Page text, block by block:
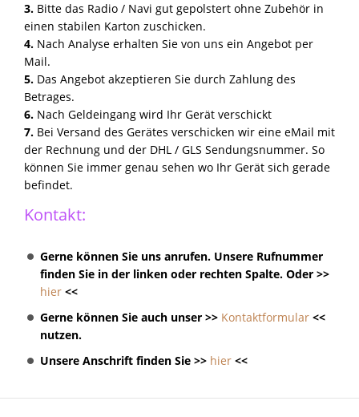
3. Bitte das Radio / Navi gut gepolstert ohne Zubehör in
einen stabilen Karton zuschicken.
4. Nach Analyse erhalten Sie von uns ein Angebot per
Mail.
5. Das Angebot akzeptieren Sie durch Zahlung des
Betrages.
6. Nach Geldeingang wird Ihr Gerät verschickt
7. Bei Versand des Gerätes verschicken wir eine eMail mit
der Rechnung und der DHL / GLS Sendungsnummer. So
können Sie immer genau sehen wo Ihr Gerät sich gerade
befindet.
Kontakt:
Gerne können Sie uns anrufen. Unsere Rufnummer
finden Sie in der linken oder rechten Spalte. Oder >>
hier <<
Gerne können Sie auch unser >> Kontaktformular <<
nutzen.
Unsere Anschrift finden Sie >> hier <<